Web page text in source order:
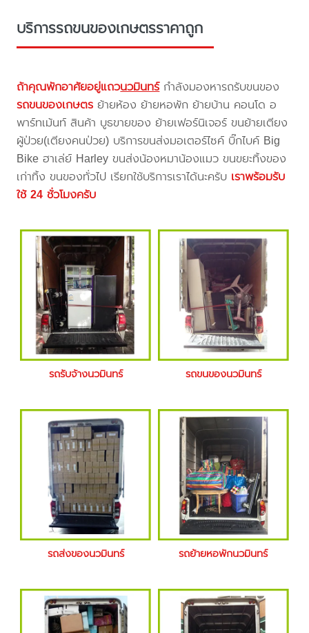
บริการรถขนของเกษตรราคาถูก
ถ้าคุณพักอาศัยอยู่แถวนวมินทร์กำลังมองหารถรับขนของ
รถขนของเกษตร ย้ายห้อง ย้ายหอพัก ย้ายบ้าน คอนโด อ
พาร์ทเม้นท์ สินค้า บูธขายของ ย้ายเฟอร์นิเจอร์ ขนย้ายเตียง
ผู้ป่วย(เตียงคนป่วย) บริการขนส่งมอเตอร์ไซค์ บิ๊กไบค์ Big
Bike ฮาเล่ย์ Harley ขนส่งน้องหมาน้องแมว ขนขยะทิ้งของ
เก่าทิ้ง ขนของทั่วไป เรียกใช้บริการเราได้นะครับ เราพร้อมรับ
ใช้ 24 ชั่วโมงครับ
รถรับจ้างนวมินทร์ รถขนของนวมินทร์
รถส่งของนวมินทร์ รถย้ายหอพักนวมินทร์